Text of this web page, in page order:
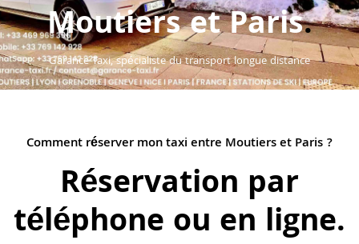
Moutiers et Paris.
Garance Taxi, spécialiste du transport longue distance
Comment réserver mon taxi entre Moutiers et Paris ?
Réservation par
téléphone ou en ligne.